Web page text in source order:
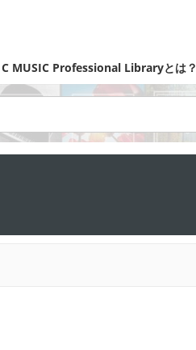
C MUSIC Professional Libraryとは？